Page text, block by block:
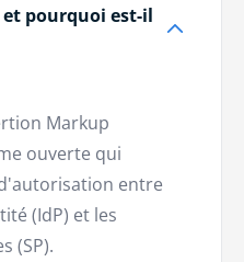
et pourquoi est-il
Markup
ouverte qui
entre
(IdP) et les
(SP).